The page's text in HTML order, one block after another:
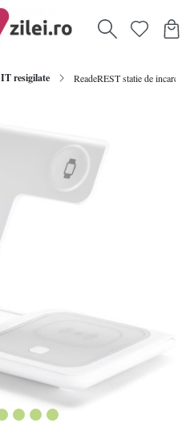
resigilate ReadeREST statie de